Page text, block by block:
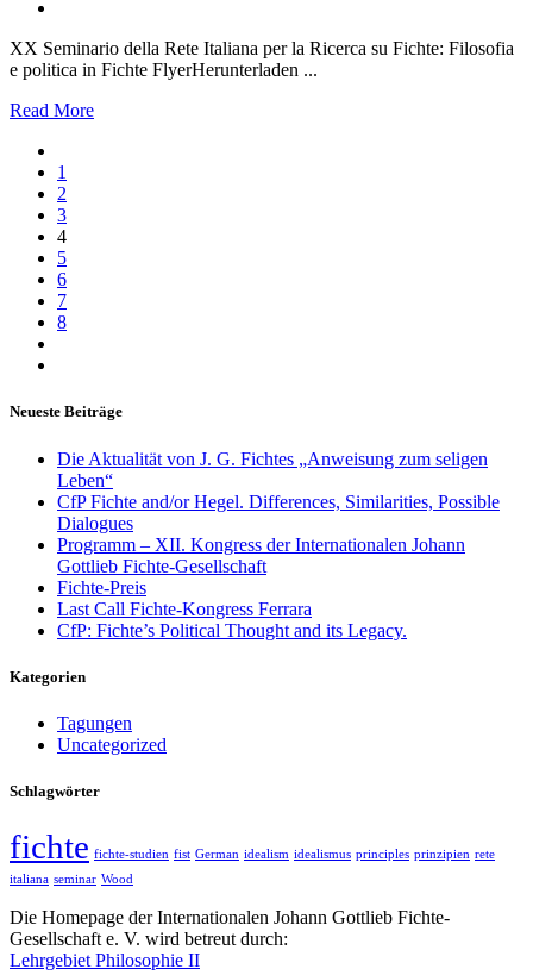
XX Seminario della Rete Italiana per la Ricerca su Fichte: Filosofia
e politica in Fichte FlyerHerunterladen ...
Read More
1
2
3
4
5
6
7
8
Neueste Beiträge
Die Aktualität von J. G. Fichtes „Anweisung zum seligen
Leben“
CfP Fichte and/or Hegel. Differences, Similarities, Possible
Dialogues
Programm – XII. Kongress der Internationalen Johann
Gottlieb Fichte-Gesellschaft
Fichte-Preis
Last Call Fichte-Kongress Ferrara
CfP: Fichte’s Political Thought and its Legacy.
Kategorien
Tagungen
Uncategorized
Schlagwörter
fichte fichte-studien fist German idealism idealismus principles prinzipien rete
italiana seminar Wood
Die Homepage der Internationalen Johann Gottlieb Fichte-
Gesellschaft e. V. wird betreut durch:
Lehrgebiet Philosophie II